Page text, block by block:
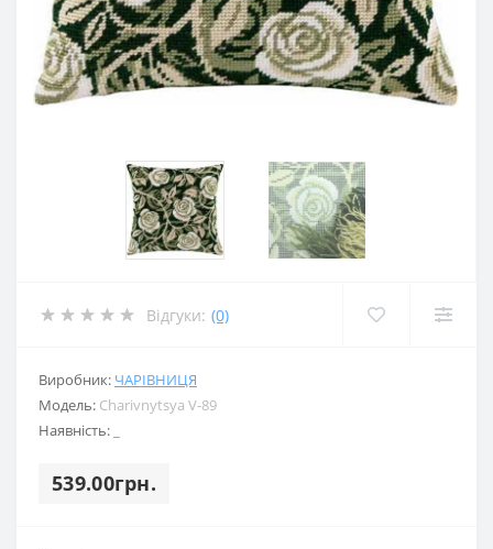
Відгуки: (0)
Виробник: ЧАРІВНИЦЯ
Модель: Charіvnytsya V-89
Наявність:
539.00грн.